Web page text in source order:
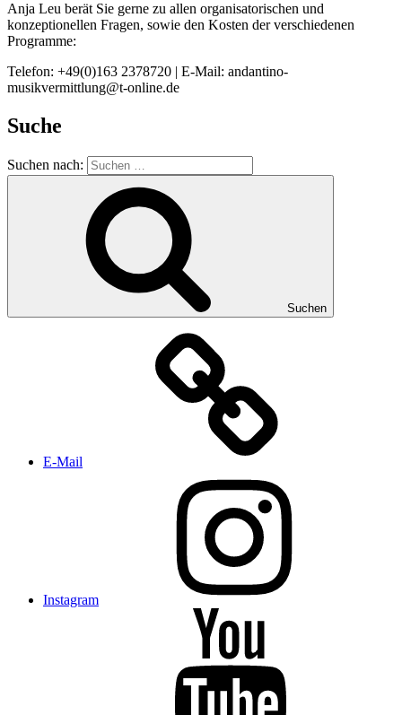
Anja Leu berät Sie gerne zu allen organisatorischen und
konzeptionellen Fragen, sowie den Kosten der verschiedenen
Programme:
Telefon: +49(0)163 2378720 | E-Mail: andantino-
musikvermittlung@t-online.de
Suche
Suchen nach:
Suchen
E-Mail
Instagram